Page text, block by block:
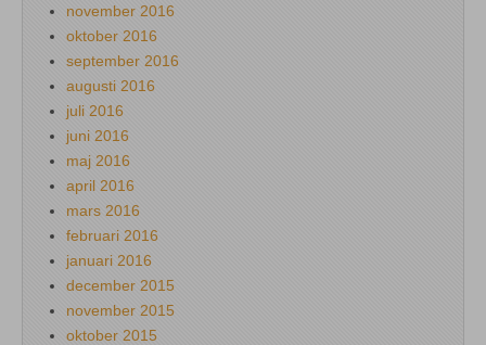
november 2016
oktober 2016
september 2016
augusti 2016
juli 2016
juni 2016
maj 2016
april 2016
mars 2016
februari 2016
januari 2016
december 2015
november 2015
oktober 2015